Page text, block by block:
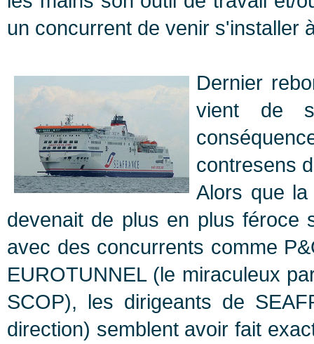
un concurrent de venir s'installer
Dernier
vient de
contresens
Alors que
devenait de plus en plus féroce
avec des concurrents comme
EUROTUNNEL (le miraculeux
SCOP), les dirigeants de
direction) semblent avoir fait